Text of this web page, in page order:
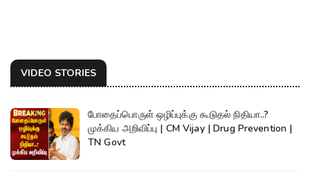
VIDEO STORIES
போதைப்பொருள் ஒழிப்புக்கு கூடுதல் நிதியா..?
முக்கிய அறிவிப்பு | CM Vijay | Drug Prevention |
TN Govt